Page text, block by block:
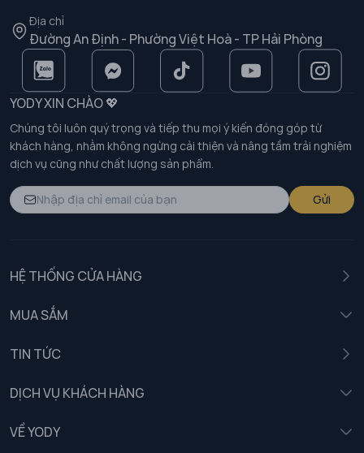
Địa chỉ
Đường An Định - Phường Việt Hoà - TP Hải Phòng
YODY XIN CHÀO 💖
Chúng tôi luôn quý trọng và tiếp thu mọi ý kiến đóng góp từ
khách hàng, nhằm không ngừng cải thiện và nâng tầm trải nghiệm
dịch vụ cũng như chất lượng sản phẩm.
Gửi
HỆ THỐNG CỬA HÀNG
MUA SẮM
TIN TỨC
DỊCH VỤ KHÁCH HÀNG
Chính sách khách hàng thân thiết
VỀ YODY